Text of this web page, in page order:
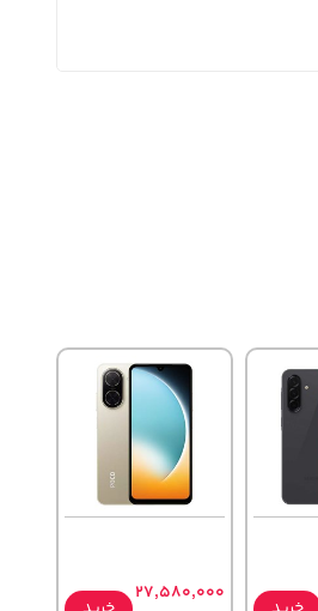
27,580,000